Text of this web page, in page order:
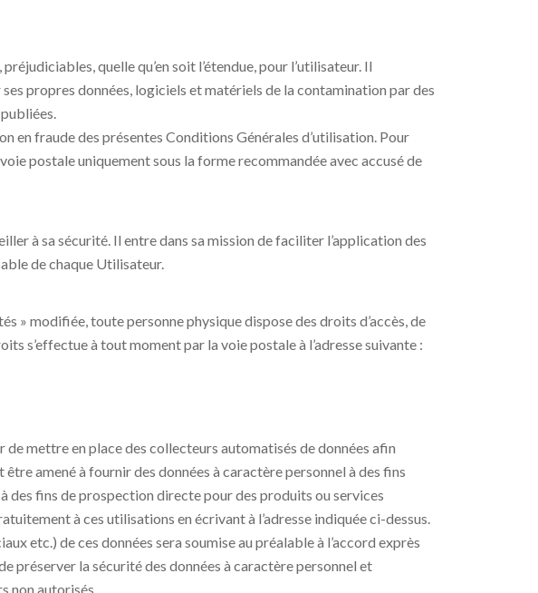
quelle qu’en soit l’étendue, pour l’utilisateur. Il
propres données, logiciels et matériels de la contamination par des
en fraude des présentes Conditions Générales d’utilisation. Pour
postale uniquement sous la forme recommandée avec accusé de
à sa sécurité. Il entre dans sa mission de faciliter l’application des
de chaque Utilisateur.
» modifiée, toute personne physique dispose des droits d’accès, de
s’effectue à tout moment par la voie postale à l’adresse suivante :
mettre en place des collecteurs automatisés de données afin
amené à fournir des données à caractère personnel à des fins
des fins de prospection directe pour des produits ou services
à ces utilisations en écrivant à l’adresse indiquée ci-dessus.
etc.) de ces données sera soumise au préalable à l’accord exprès
préserver la sécurité des données à caractère personnel et
non autorisés.